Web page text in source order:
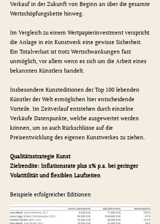
Verkauf in der Zukunft von Beginn an über die gesamte
Wertschöpfungskette hinweg.
Im Vergleich zu einem Wertpapierinvestment verspricht
die Anlage in ein Kunstwerk eine gewisse Sicherheit.
Ein Totalverlust ist trotz Wertschwankungen fast
unmöglich, vor allem wenn es sich um die Arbeit eines
bekannten Künstlers handelt.
Insbesondere Kunsteditionen der Top 100 lebenden
Künstler der Welt ermöglichen hier entscheidende
Vorteile. Im Zeitverlauf entstehen durch einzelne
Verkäufe Datenpunkte, welche ausgewertet werden
können, um so auch Rückschlüsse auf die
Preisentwicklung des eigenen Kunstwerkes zu ziehen.
Qualitätsstrategie Kunst
Zielrendite: Inflationsrate plus x% p.a. bei geringer
Volatitilität und flexiblen Laufzeiten
Beispiele erfolgreicher Editionen